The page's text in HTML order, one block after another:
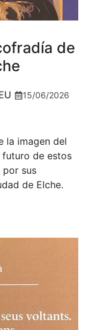
de
15/06/2026
la imagen del
futuro de estos
por sus
de Elche.